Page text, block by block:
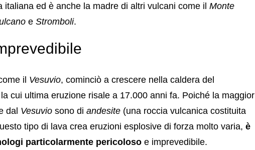
italiana ed è anche la madre di altri vulcani come il Monte
e Stromboli.
il Vesuvio, cominciò a crescere nella caldera del
cui ultima eruzione risale a 17.000 anni fa. Poiché la maggior
dal Vesuvio sono di andesite (una roccia vulcanica costituita
tipo di lava crea eruzioni esplosive di forza molto varia, è
particolarmente pericoloso e imprevedibile.